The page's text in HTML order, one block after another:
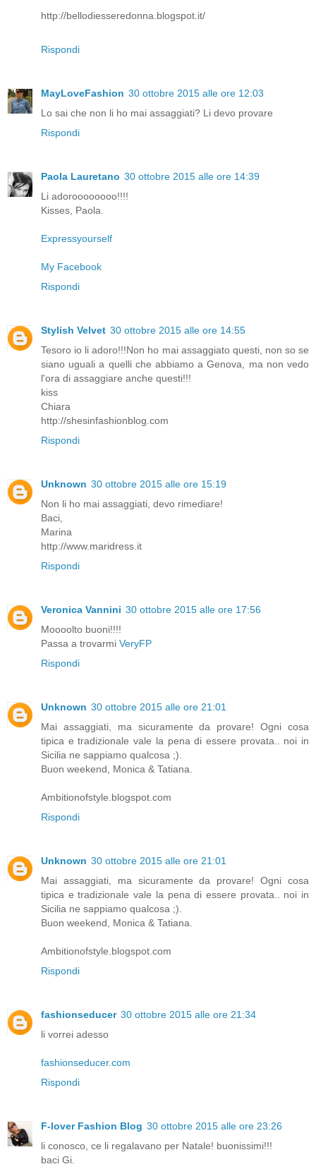
http://bellodiesseredonna.blogspot.it/
Rispondi
MayLoveFashion 30 ottobre 2015 alle ore 12:03
Lo sai che non li ho mai assaggiati? Li devo provare
Rispondi
Paola Lauretano 30 ottobre 2015 alle ore 14:39
Li adoroooooooo!!!!
Kisses, Paola.
Expressyourself
My Facebook
Rispondi
Stylish Velvet 30 ottobre 2015 alle ore 14:55
Tesoro io li adoro!!!Non ho mai assaggiato questi, non so se
siano uguali a quelli che abbiamo a Genova, ma non vedo
l'ora di assaggiare anche questi!!!
kiss
Chiara
http://shesinfashionblog.com
Rispondi
Unknown 30 ottobre 2015 alle ore 15:19
Non li ho mai assaggiati, devo rimediare!
Baci,
Marina
http://www.maridress.it
Rispondi
Veronica Vannini 30 ottobre 2015 alle ore 17:56
Moooolto buoni!!!!
Passa a trovarmi VeryFP
Rispondi
Unknown 30 ottobre 2015 alle ore 21:01
Mai assaggiati, ma sicuramente da provare! Ogni cosa
tipica e tradizionale vale la pena di essere provata.. noi in
Sicilia ne sappiamo qualcosa ;).
Buon weekend, Monica & Tatiana.
Ambitionofstyle.blogspot.com
Rispondi
Unknown 30 ottobre 2015 alle ore 21:01
Mai assaggiati, ma sicuramente da provare! Ogni cosa
tipica e tradizionale vale la pena di essere provata.. noi in
Sicilia ne sappiamo qualcosa ;).
Buon weekend, Monica & Tatiana.
Ambitionofstyle.blogspot.com
Rispondi
fashionseducer 30 ottobre 2015 alle ore 21:34
li vorrei adesso
fashionseducer.com
Rispondi
F-lover Fashion Blog 30 ottobre 2015 alle ore 23:26
li conosco, ce li regalavano per Natale! buonissimi!!!
baci Gi.